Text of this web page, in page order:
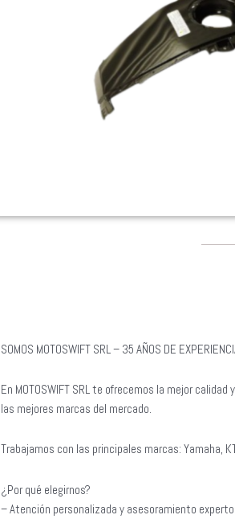
SOMOS MOTOSWIFT SRL – 35 AÑOS DE
En MOTOSWIFT SRL te ofrecemos la mejor
las mejores marcas del mercado.
Trabajamos con las principales marcas: Yamaha,
¿Por qué elegirnos?
– Atención personalizada y asesoramiento experto.